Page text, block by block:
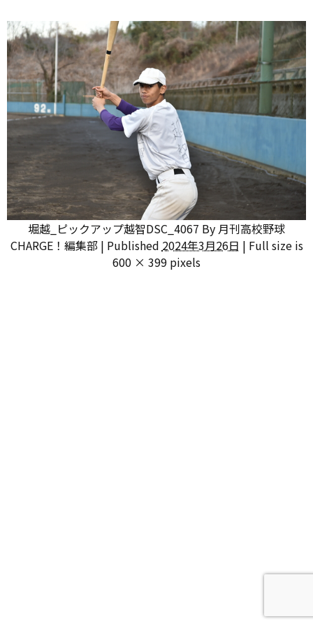
堀越_ピックアップ越智DSC_4067 By 月刊高校野球
CHARGE！編集部 | Published 2024年3月26日 | Full size is
600 × 399 pixels